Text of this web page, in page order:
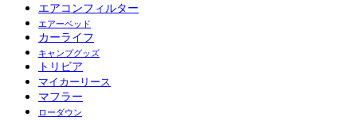
エアコンフィルター
エアーベッド
カーライフ
キャンプグッズ
トリビア
マイカーリース
マフラー
ローダウン